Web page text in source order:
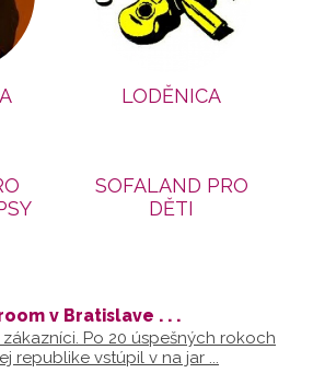
LODĚNICA
SOFALAND PRO
DĚTI
v Bratislave . . .
zákazníci. Po 20 úspešných rokoch
republike vstúpil v na jar ...